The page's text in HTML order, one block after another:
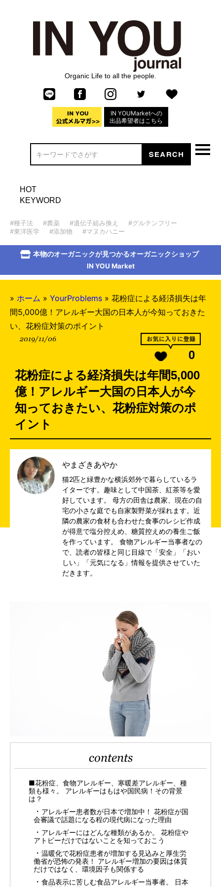
Organic Life to all the people.
IN YOUMarketへの
出品希望者はこちら
HOT
KEYWORD
#種子法 #農薬 #遺伝子組み換え
#グルテンフリー
#東洋医学
#添加物 #マヌカハニー
本物のオーガニックが見つかるオーガニックショップ
IN YOU Market
» ホーム » YourProblems » 花粉症による経済損失は年
間5,000億！アレルギー大国の日本人が今知っておきた
い、花粉症対策のポイント
2019/11/06
0
花粉症による経済損失は年間5,000
億！アレルギー大国の日本人が今
知っておきたい、花粉症対策のポ
イント
やまざきあやか
猫2匹と緑豊かな横浜郊外で暮らしているラ
イターです。趣味として中国茶、紅茶等を愛
好しています。 母方の田舎は農家、現在の自
宅の小さな庭でも自家製野菜が採れます。近
隣の農家の食材も合わせた食事のレシピ作成
が得意で塩分控えめ、糖質控えめの養生ご飯
を作っています。 食物アレルギー当事者なの
で、読者の皆様と同じ目線で「安全」「おい
しい」「元気になる」情報を提供させていた
だきます。
contents
■花粉症、食物アレルギー、寒暖差アレルギー、種
類も様々。 アレルギーはもはや国民病！その背景
は？
アレルギー患者数が日本で増加中！ 花粉症が国
会審議で話題になる程の現代病になった理由
アレルギーにはどんな種類があるか。 花粉症や
アトピーだけではないことを知っておこう
温暖化で花粉症患者が増加する見込みと厚生労
働省が恐怖の発表！ アレルギー増加の要因は体質
だけではなく、環境因子も関係する
食品表示に苦しむ食品アレルギー当事者。 日本